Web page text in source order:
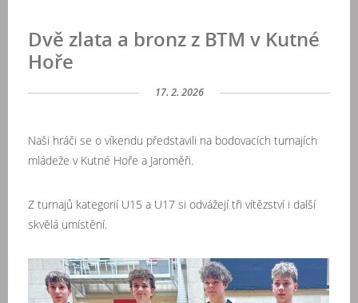
Dvě zlata a bronz z BTM v Kutné
Hoře
17. 2. 2026
Naši hráči se o víkendu představili na bodovacích turnajích
mládeže v Kutné Hoře a Jaroměři.
Z turnajů kategorií U15 a U17 si odvážejí tři vítězství i další
skvělá umístění.